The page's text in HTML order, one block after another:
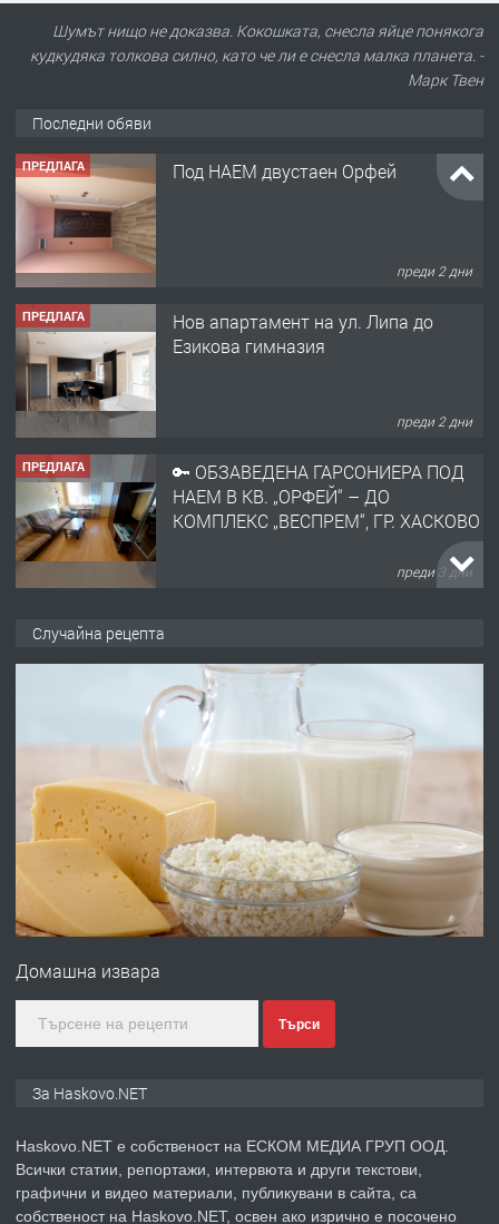
Шумът нищо не доказва. Кокошката, снесла яйце понякога
кудкудяка толкова силно, като че ли е снесла малка планета. -
Марк Твен
Последни обяви
ПРЕДЛАГА Под НАЕМ двустаен Орфей
преди 2 дни
ПРЕДЛАГА
Нов апартамент на ул. Липа до
Езикова гимназия
преди 2 дни
ПРЕДЛАГА
🔑 ОБЗАВЕДЕНА ГАРСОНИЕРА ПОД
НАЕМ В КВ. „ОРФЕЙ“ – ДО
КОМПЛЕКС „ВЕСПРЕМ“, ГР. ХАСКОВО
преди 3 дни
АПАРТАМЕНТ В ЦЕНТЪРА НА ГР.
ХАСКОВО
преди 4 дни
Давам гараж под наем
преди 4 дни
ПРЕДЛАГА
№4120 Магазин/Офис под наем в кв.
преди 5 дни
ПРЕДЛАГА
Случайна рецепта
Домашна извара
Търси
За Haskovo.NET
Haskovo.NET е собственост на ЕСКОМ МЕДИА ГРУП ООД.
Всички статии, репортажи, интервюта и други текстови,
графични и видео материали, публикувани в сайта, са
собственост на Haskovo.NET, освен ако изрично е посочено